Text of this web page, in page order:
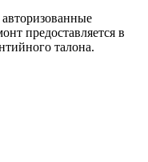
предоставляется в
талона.